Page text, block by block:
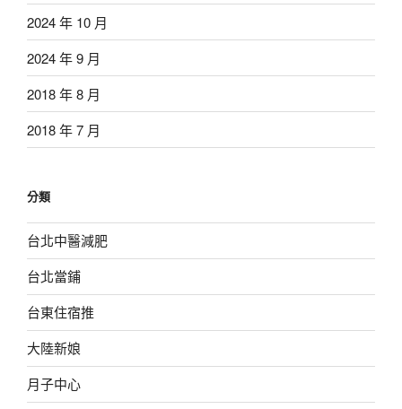
2024 年 10 月
2024 年 9 月
2018 年 8 月
2018 年 7 月
分類
台北中醫減肥
台北當鋪
台東住宿推
大陸新娘
月子中心